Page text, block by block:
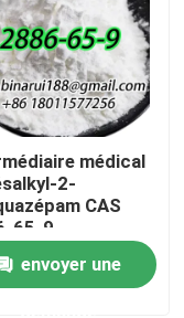
médical
2-
CAS
65-9
soigné sous
solide
envoyer une